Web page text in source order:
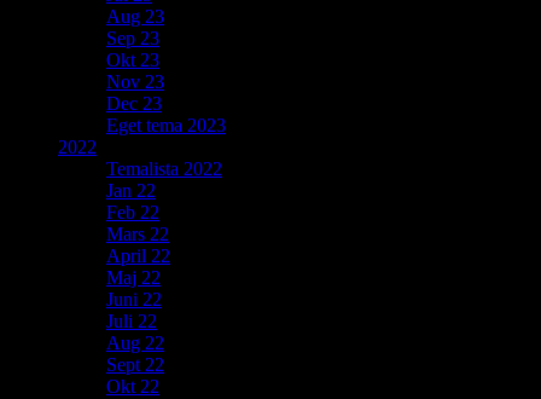
Aug 23
Sep 23
Okt 23
Nov 23
Dec 23
Eget tema 2023
2022
Temalista 2022
Jan 22
Feb 22
Mars 22
April 22
Maj 22
Juni 22
Juli 22
Aug 22
Sept 22
Okt 22